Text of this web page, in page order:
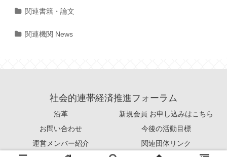
関連書籍・論文
関連機関 News
社会的連帯経済推進フォーラム
沿革
新規会員 お申し込みはこちら
お問い合わせ
今後の活動目標
運営メンバー紹介
関連団体リンク